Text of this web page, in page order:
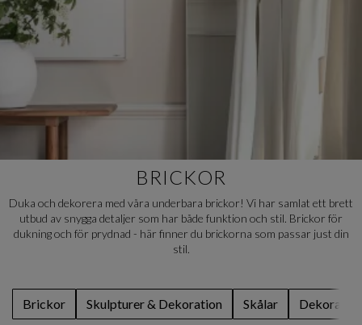
BRICKOR
Duka och dekorera med våra underbara brickor! Vi har samlat ett brett
utbud av snygga detaljer som har både funktion och stil. Brickor för
dukning och för prydnad - här finner du brickorna som passar just din
stil.
Brickor Skulpturer & Dekoration Skålar Dekoration